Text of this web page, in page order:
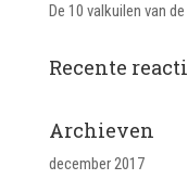
De 10 valkuilen van
Recente
Archieven
december 2017